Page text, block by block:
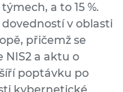
a to 15 %.
v oblasti
přičemž se
NIS2 a aktu o
poptávku po